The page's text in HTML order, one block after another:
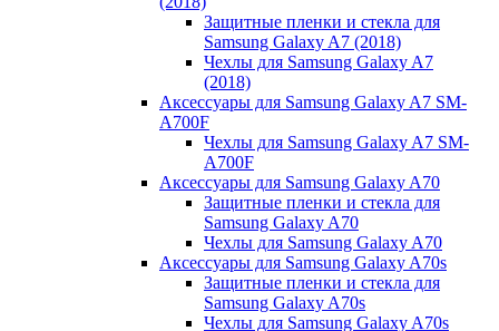
Защитные пленки и стекла для
Samsung Galaxy A7 (2018)
Чехлы для Samsung Galaxy A7
(2018)
Аксессуары для Samsung Galaxy A7 SM-
A700F
Чехлы для Samsung Galaxy A7 SM-
A700F
Аксессуары для Samsung Galaxy A70
Защитные пленки и стекла для
Samsung Galaxy A70
Чехлы для Samsung Galaxy A70
Аксессуары для Samsung Galaxy A70s
Защитные пленки и стекла для
Samsung Galaxy A70s
Чехлы для Samsung Galaxy A70s